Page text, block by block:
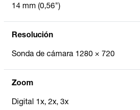
14 mm (0,56")
Resolución
Sonda de cámara 1280 × 720
Zoom
Digital 1x, 2x, 3x